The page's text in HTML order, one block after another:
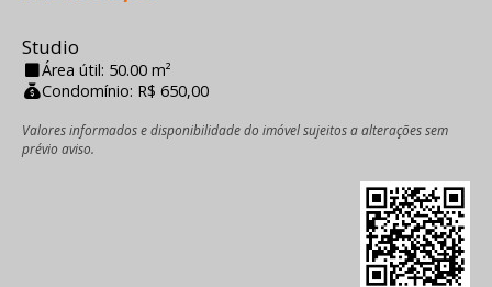
Studio
Área útil: 50.00 m²
Condomínio: R$ 650,00
Valores informados e disponibilidade do imóvel sujeitos a alterações sem
prévio aviso.